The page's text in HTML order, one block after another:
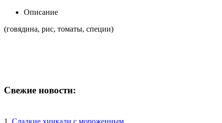
Описание
(говядина, рис, томаты, специи)
Свежие новости: